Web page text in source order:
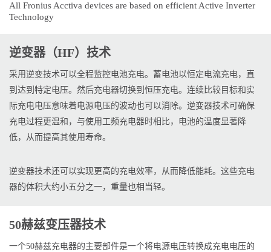
All Fronius Acctiva devices are based on efficient Active Inverter
Technology
逆变器（HF）技术
采用逆变技术可以全程监控电池充电。蓄电池以恒定电流充电，直
到达到特定电压。然后充电器切换到恒压充电。连续比较目标和实
际充电电压意味着电源电压的波动也可以消除。逆变器技术可确保
充电过程更温和，与使用工频充电器时相比，电池的温度显著降
低，从而提高其使用寿命。
逆变器技术还可以实现更高的充电效率，从而降低能耗。这些充电
器的体积大约小五分之一，重量也相当轻。
50赫兹变压器技术
一个50赫兹充电器的主要部件是一个将电源电压转换成充电电压的